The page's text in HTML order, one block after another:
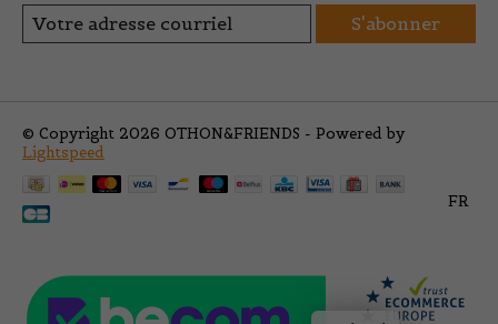
S'abonner
© Copyright 2026 OTHON&FRIENDS - Powered by
Lightspeed
FR